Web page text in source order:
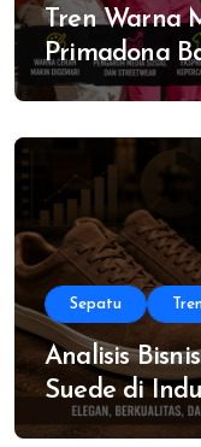
Tren Warna
Primadona
Sepatu
Analisis
Suede di